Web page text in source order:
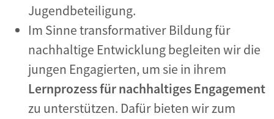
Jugendbeteiligung.
Im Sinne transformativer Bildung für
nachhaltige Entwicklung begleiten wir die
jungen Engagierten, um sie in ihrem
Lernprozessfür nachhaltiges Engagement
zu unterstützen. Dafür bieten wir zum